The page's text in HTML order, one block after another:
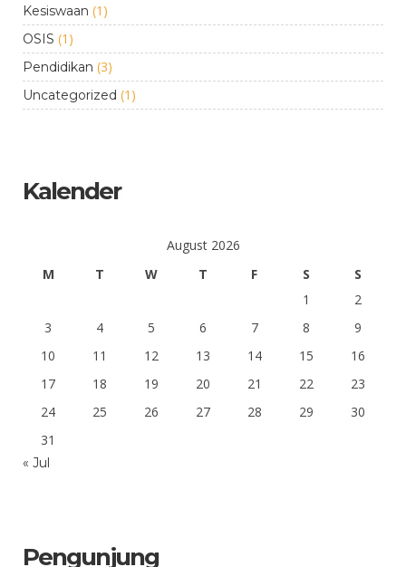
Kesiswaan (1)
OSIS (1)
Pendidikan (3)
Uncategorized (1)
Kalender
August 2026
M
T W T F S
S
1
2
3
4 5 6 7 8
9
10
11 12 13 14 15
16
17
18 19 20 21 22
23
24
25 26 27 28 29
30
31
« Jul
Pengunjung